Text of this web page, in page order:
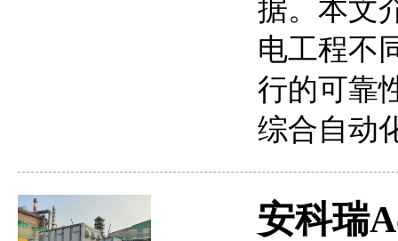
据。本文
电工程不
行的可靠
综合自动
安科瑞